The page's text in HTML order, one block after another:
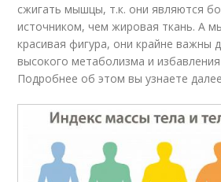
сжигать мышцы, т.к. они являются
источником, чем жировая ткань. А
красивая фигура, они крайне важны
высокого метаболизма и
Подробнее об этом вы узнаете